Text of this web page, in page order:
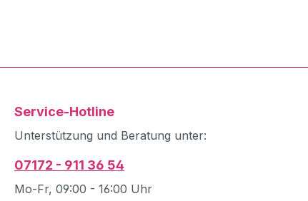
Service-Hotline
Unterstützung und Beratung unter:
07172 - 911 36 54
Mo-Fr, 09:00 - 16:00 Uhr